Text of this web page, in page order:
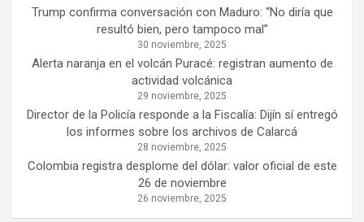
Trump confirma conversación con Maduro: “No diría que
resultó bien, pero tampoco mal”
30 noviembre, 2025
Alerta naranja en el volcán Puracé: registran aumento de
actividad volcánica
29 noviembre, 2025
Director de la Policía responde a la Fiscalía: Dijín sí entregó
los informes sobre los archivos de Calarcá
28 noviembre, 2025
Colombia registra desplome del dólar: valor oficial de este
26 de noviembre
26 noviembre, 2025